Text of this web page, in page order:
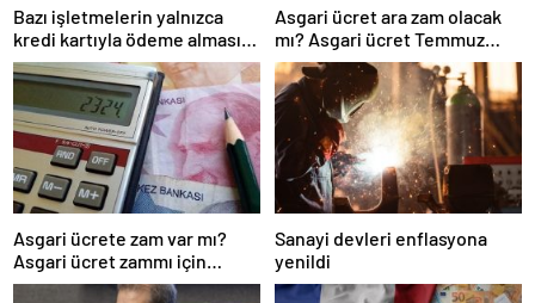
Bazı işletmelerin yalnızca
kredi kartıyla ödeme alması
eleştirildi
Asgari ücret ara zam olacak
mı? Asgari ücret Temmuz
zammı için kapıyı kapattı
Asgari ücrete zam var mı?
Asgari ücret zammı için
gözler Temmuz ayında…
Sanayi devleri enflasyona
yenildi